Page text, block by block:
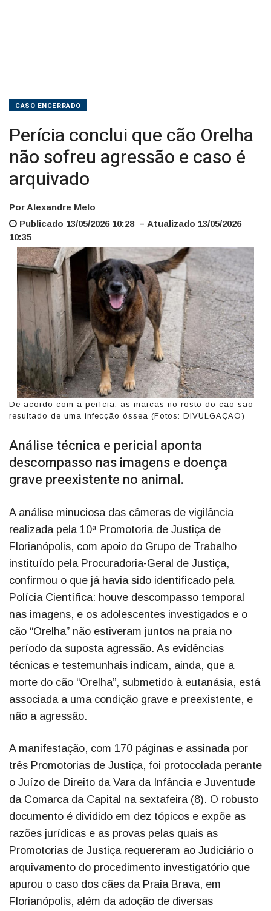
CASO ENCERRADO
Perícia conclui que cão Orelha
não sofreu agressão e caso é
arquivado
Por Alexandre Melo
Publicado 13/05/2026 10:28 – Atualizado 13/05/2026
10:35
De acordo com a perícia, as marcas no rosto do cão são
resultado de uma infecção óssea (Fotos: DIVULGAÇÃO)
Análise técnica e pericial aponta
descompasso nas imagens e doença
grave preexistente no animal.
A análise minuciosa das câmeras de vigilância
realizada pela 10ª Promotoria de Justiça de
Florianópolis, com apoio do Grupo de Trabalho
instituído pela Procuradoria-Geral de Justiça,
confirmou o que já havia sido identificado pela
Polícia Científica: houve descompasso temporal
nas imagens, e os adolescentes investigados e o
cão “Orelha” não estiveram juntos na praia no
período da suposta agressão. As evidências
técnicas e testemunhais indicam, ainda, que a
morte do cão “Orelha”, submetido à eutanásia, está
associada a uma condição grave e preexistente, e
não a agressão.
A manifestação, com 170 páginas e assinada por
três Promotorias de Justiça, foi protocolada perante
o Juízo de Direito da Vara da Infância e Juventude
da Comarca da Capital na sextafeira (8). O robusto
documento é dividido em dez tópicos e expõe as
razões jurídicas e as provas pelas quais as
Promotorias de Justiça requereram ao Judiciário o
arquivamento do procedimento investigatório que
apurou o caso dos cães da Praia Brava, em
Florianópolis, além da adoção de diversas